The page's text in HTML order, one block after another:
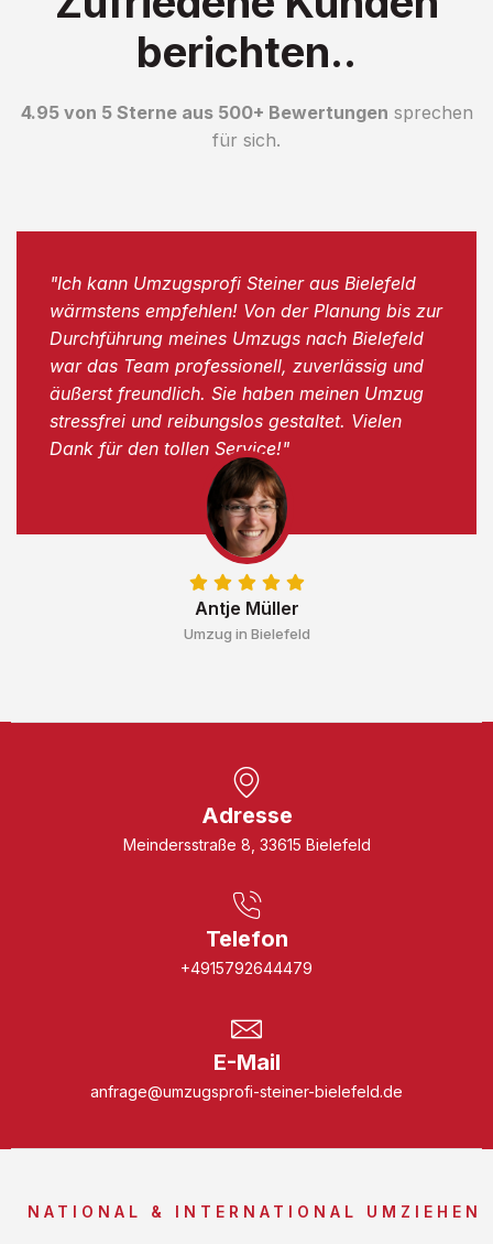
berichten..
4.95 von 5 Sterne aus 500+ Bewertungen sprechen
für sich.
Antje Müller
Umzug in Bielefeld
"Ich kann Umzugsprofi Steiner aus Bielefeld
wärmstens empfehlen! Von der Planung bis zur
Durchführung meines Umzugs nach Bielefeld
war das Team professionell, zuverlässig und
äußerst freundlich. Sie haben meinen Umzug
stressfrei und reibungslos gestaltet. Vielen
Dank für den tollen Service!"
Adresse
Meindersstraße 8, 33615 Bielefeld
Telefon
+4915792644479
E-Mail
anfrage@umzugsprofi-steiner-bielefeld.de
NATIONAL & INTERNATIONAL UMZIEHEN